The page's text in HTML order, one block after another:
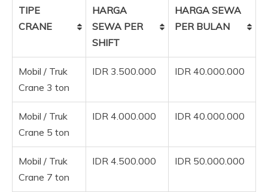
TIPE
CRANE
HARGA
SEWA PER
SHIFT
HARGA SEWA
PER BULAN
Mobil / Truk
Crane 3 ton
IDR 3.500.000 IDR 40.000.000
Mobil / Truk
Crane 5 ton
IDR 4.000.000 IDR 40.000.000
Mobil / Truk
Crane 7 ton
IDR 4.500.000 IDR 50.000.000